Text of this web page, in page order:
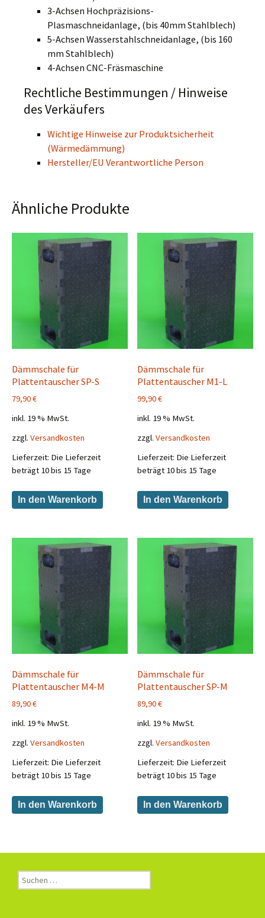
3-Achsen Hochpräzisions-
Plasmaschneidanlage, (bis 40mm Stahlblech)
5-Achsen Wasserstahlschneidanlage, (bis 160
mm Stahlblech)
4-Achsen CNC-Fräsmaschine
Rechtliche Bestimmungen / Hinweise
des Verkäufers
Wichtige Hinweise zur Produktsicherheit
(Wärmedämmung)
Hersteller/EU Verantwortliche Person
Ähnliche Produkte
Dämmschale für
Plattentauscher SP-S
79,90€
inkl. 19 % MwSt.
zzgl. Versandkosten
Lieferzeit: Die Lieferzeit
beträgt 10 bis 15 Tage
In den Warenkorb
Dämmschale für
Plattentauscher M1-L
99,90€
inkl. 19 % MwSt.
zzgl.Versandkosten
Lieferzeit: Die Lieferzeit
beträgt 10 bis 15 Tage
In den Warenkorb
Dämmschale für
Plattentauscher M4-M
89,90€
inkl. 19 % MwSt.
zzgl. Versandkosten
Lieferzeit: Die Lieferzeit
beträgt 10 bis 15 Tage
In den Warenkorb
Dämmschale für
Plattentauscher SP-M
89,90€
inkl. 19 % MwSt.
zzgl.Versandkosten
Lieferzeit: Die Lieferzeit
beträgt 10 bis 15 Tage
In den Warenkorb
Suchen
nach: